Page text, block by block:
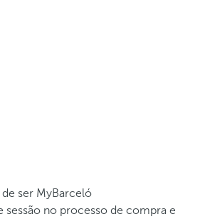
de ser MyBarceló
sessão no processo de compra e